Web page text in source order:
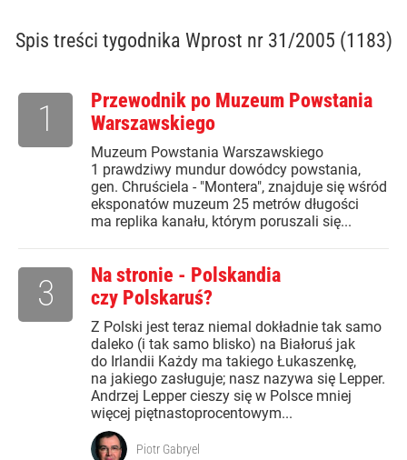
Spis treści tygodnika Wprost nr 31/2005 (1183)
Przewodnik po Muzeum Powstania
Warszawskiego
Muzeum Powstania Warszawskiego
1 prawdziwy mundur dowódcy powstania,
gen. Chruściela - "Montera", znajduje się wśród
eksponatów muzeum 25 metrów długości
ma replika kanału, którym poruszali się...
1
Na stronie - Polskandia
czy Polskaruś?
Z Polski jest teraz niemal dokładnie tak samo
daleko (i tak samo blisko) na Białoruś jak
do Irlandii Każdy ma takiego Łukaszenkę,
na jakiego zasługuje; nasz nazywa się Lepper.
Andrzej Lepper cieszy się w Polsce mniej
więcej piętnastoprocentowym...
3
Piotr Gabryel